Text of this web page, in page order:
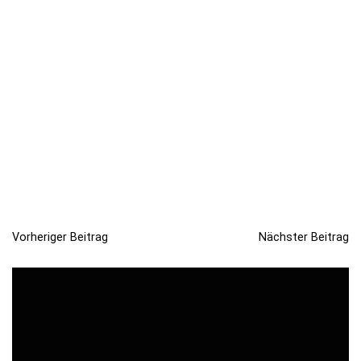
B
e
Vorheriger Beitrag Nächster Beitrag